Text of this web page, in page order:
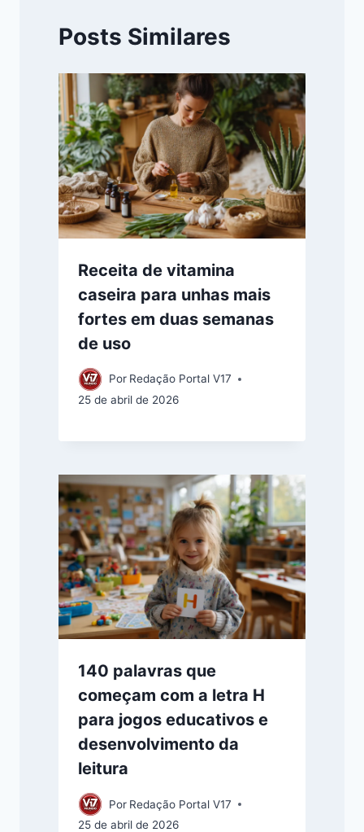
Posts Similares
Receita de vitamina
caseira para unhas mais
fortes em duas semanas
de uso
Por Redação Portal V17
25 de abril de 2026
140 palavras que
começam com a letra H
para jogos educativos e
desenvolvimento da
leitura
Por Redação Portal V17
25 de abril de 2026